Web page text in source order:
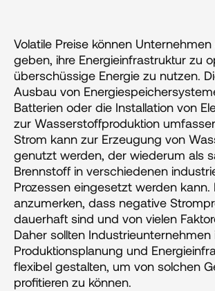
Volatile Preise können
geben, ihre Energieinfrastruktur zu
überschüssige Energie zu nutzen.
Ausbau von
Batterien oder die Installation von
zur Wasserstoffproduktion
Strom kann zur Erzeugung von
genutzt werden, der wiederum als
Brennstoff in verschiedenen
Prozessen eingesetzt werden kann.
anzumerken, dass negative
dauerhaft sind und von vielen
Daher sollten Industrieunternehmen
Produktionsplanung und
flexibel gestalten, um von solchen
profitieren zu können.